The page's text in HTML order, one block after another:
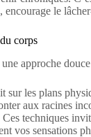
encourage le
corps
approche
sur les plans
aux racines
Ces techniques
vos sensations